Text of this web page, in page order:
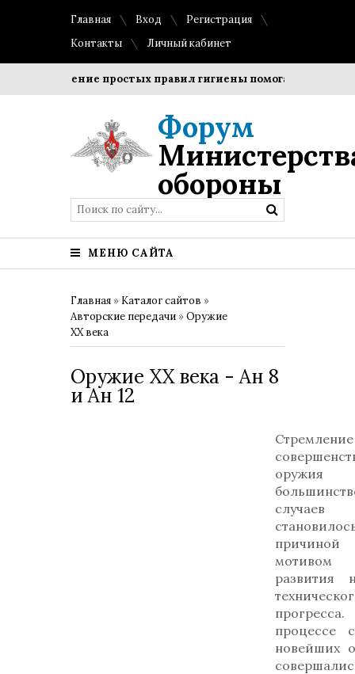
Главная Вход
Регистрация
Контакты
Личный кабинет
Соблюдение простых правил гигиены помогает
Форум
обороны
МЕНЮ САЙТА
Главная » Каталог сайтов »
Авторские передачи »Оружие
XX века
Оружие ХХ века - Ан 8
и Ан 12
случаев
развития
процессе
новейших